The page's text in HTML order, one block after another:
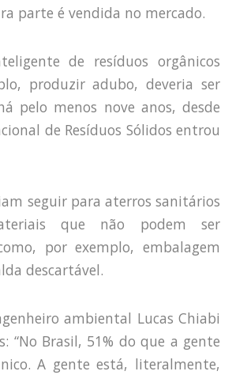
parte é vendida no mercado.
de resíduos orgânicos
produzir adubo, deveria ser
pelo menos nove anos, desde
de Resíduos Sólidos entrou
seguir para aterros sanitários
que não podem ser
por exemplo, embalagem
descartável.
ambiental Lucas Chiabi
“No Brasil, 51% do que a gente
A gente está, literalmente,